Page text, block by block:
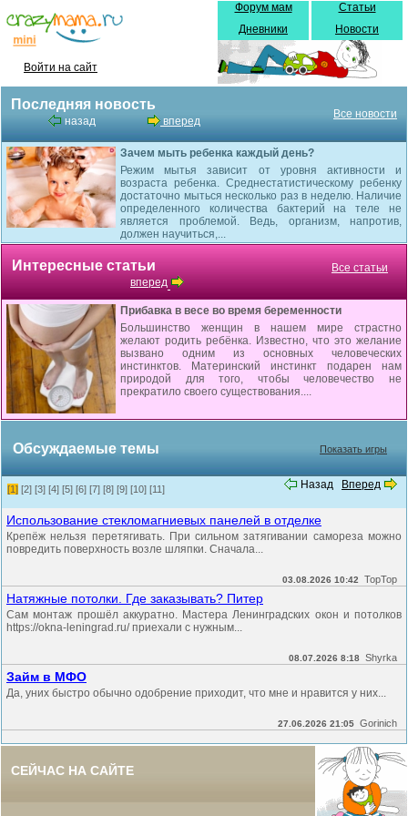
Войти на сайт
Форум мам
Дневники
Статьи
Новости
Последняя новость
назад вперед
Все новости
Зачем мыть ребенка каждый день?
Режим мытья зависит от уровня активности и
возраста ребенка. Среднестатистическому ребенку
достаточно мыться несколько раз в неделю. Наличие
определенного количества бактерий на теле не
является проблемой. Ведь, организм, напротив,
должен научиться,...
Интересные статьи
вперед
Все статьи
Прибавка в весе во время беременности
Большинство женщин в нашем мире страстно
желают родить ребёнка. Известно, что это желание
вызвано одним из основных человеческих
инстинктов. Материнский инстинкт подарен нам
природой для того, чтобы человечество не
прекратило своего существования....
Обсуждаемые темы Показать игры
Назад Вперед
[1] [2] [3] [4] [5] [6] [7] [8] [9] [10] [11]
Использование стекломагниевых панелей в отделке
Крепёж нельзя перетягивать. При сильном затягивании самореза можно
повредить поверхность возле шляпки. Сначала...
03.08.2026 10:42 TopTop
Натяжные потолки. Где заказывать? Питер
Сам монтаж прошёл аккуратно. Мастера Ленинградских окон и потолков
https://okna-leningrad.ru/ приехали с нужным...
08.07.2026 8:18 Shyrka
Займ в МФО
Да, уних быстро обычно одобрение приходит, что мне и нравится у них...
27.06.2026 21:05 Gorinich
СЕЙЧАС НА САЙТЕ